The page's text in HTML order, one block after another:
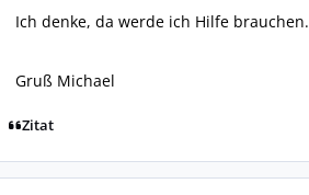
Ich denke, da werde ich Hilfe brauchen.
Gruß Michael
Zitat